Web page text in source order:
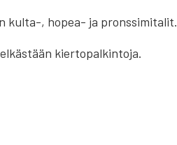
kulta-, hopea- ja pronssimitalit.
kiertopalkintoja.